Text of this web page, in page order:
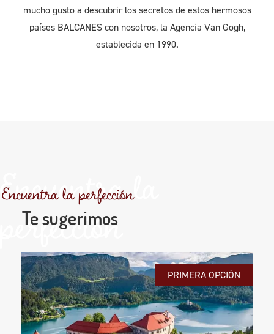
mucho gusto a descubrir los secretos de estos hermosos
países BALCANES con nosotros, la Agencia Van Gogh,
establecida en 1990.
Encuentra la perfección
Encuentra la
perfección
Te sugerimos
PRIMERA OPCIÓN